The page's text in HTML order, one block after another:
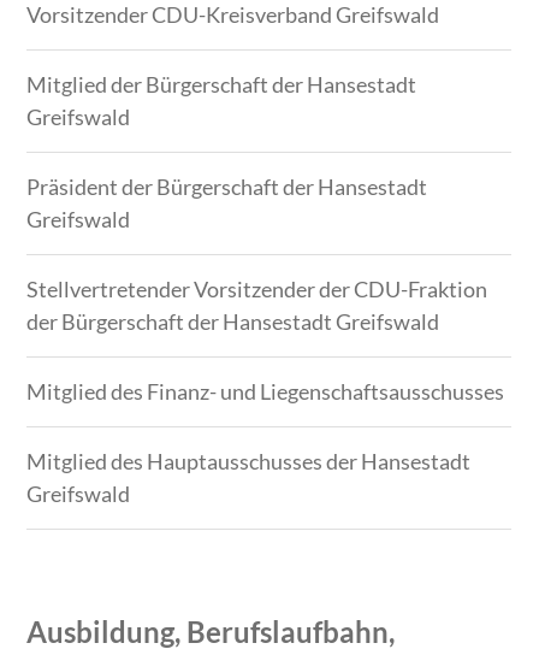
Vorsitzender CDU-Kreisverband Greifswald
Mitglied der Bürgerschaft der Hansestadt
Greifswald
Präsident der Bürgerschaft der Hansestadt
Greifswald
Stellvertretender Vorsitzender der CDU-Fraktion
der Bürgerschaft der Hansestadt Greifswald
Mitglied des Finanz- und Liegenschaftsausschusses
Mitglied des Hauptausschusses der Hansestadt
Greifswald
Ausbildung, Berufslaufbahn,